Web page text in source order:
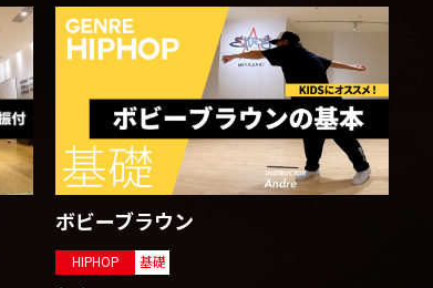
ボビーブラウン
HIPHOP 基礎